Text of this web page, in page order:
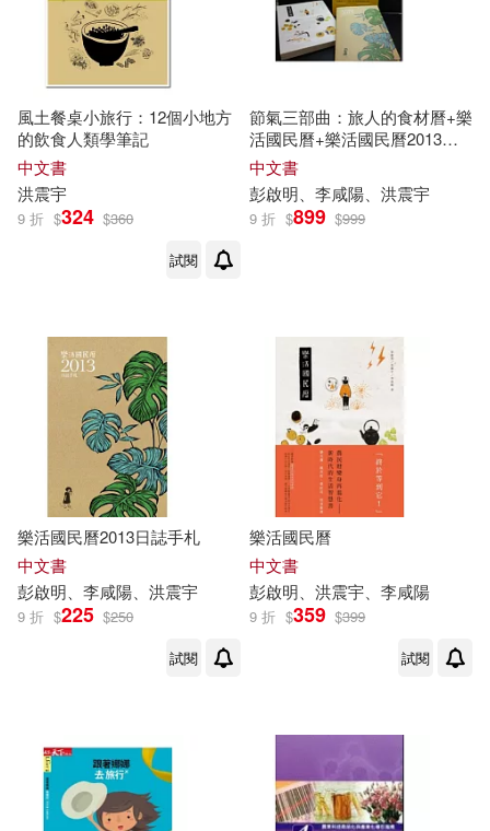
風土餐桌小旅行：12個小地方
的飲食人類學筆記
中文書
洪震宇
9 折 $324 $360
試閱
節氣三部曲：旅人的食材曆+樂
活國民曆+樂活國民曆2013日
誌手札
中文書
彭啟明、李咸陽、洪震宇
9 折 $899 $999
樂活國民曆2013日誌手札
中文書
彭啟明、李咸陽、洪震宇
9 折 $225 $250
試閱
樂活國民曆
中文書
彭啟明、洪震宇 、李咸陽
9 折 $359 $399
試閱